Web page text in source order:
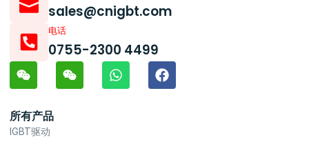
sales@cnigbt.com
电话
0755-2300 4499
所有产品
IGBT驱动